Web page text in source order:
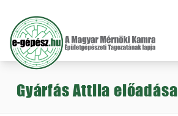
Gyárfás Attila előadása